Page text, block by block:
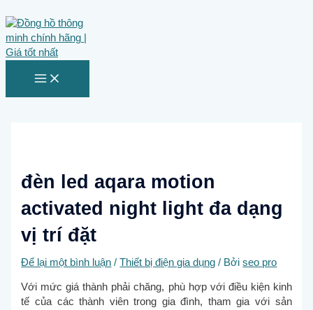
tới
nội
dung
đèn led aqara motion
activated night light đa dạng
vị trí đặt
Để lại một bình luận /Thiết bị điện gia dụng / Bởiseo pro
Với mức giá thành phải chăng, phù hợp với điều kiện kinh
tế của các thành viên trong gia đình, tham gia với sản